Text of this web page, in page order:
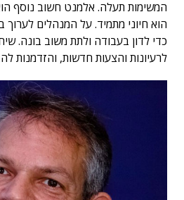
המשימות תעלה. אלמנט חשוב נוסף
הוא חיוני מתמיד. על המנהלים לערוך
כדי לדון בעבודה ולתת משוב בונה.
לרעיונות והצעות חדשות, והזדמנות